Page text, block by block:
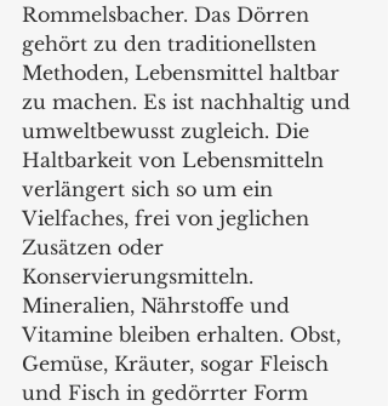
Rommelsbacher. Das Dörren
gehört zu den traditionellsten
Methoden, Lebensmittel haltbar
zu machen. Es ist nachhaltig und
umweltbewusst zugleich. Die
Haltbarkeit von Lebensmitteln
verlängert sich so um ein
Vielfaches, frei von jeglichen
Zusätzen oder
Konservierungsmitteln.
Mineralien, Nährstoffe und
Vitamine bleiben erhalten. Obst,
Gemüse, Kräuter, sogar Fleisch
und Fisch in gedörrter Form